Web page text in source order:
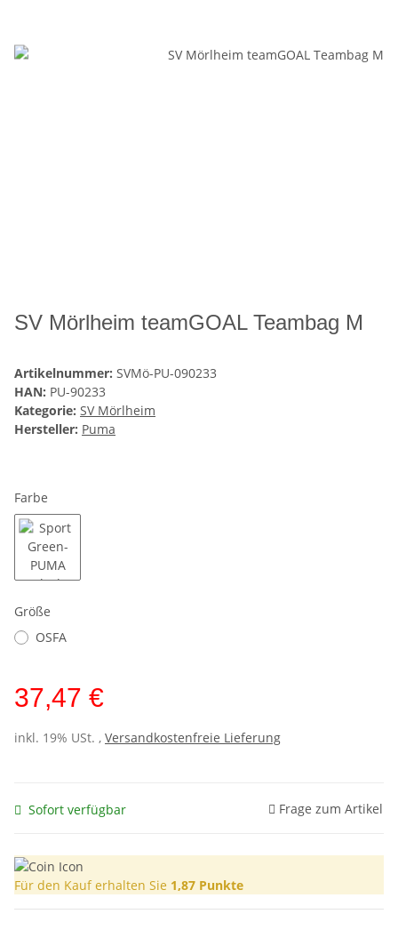
SV Mörlheim teamGOAL Teambag M
Artikelnummer: SVMö-PU-090233
HAN: PU-90233
Kategorie: SV Mörlheim
Hersteller: Puma
Farbe
Größe
OSFA
37,47 €
inkl. 19% USt. , Versandkostenfreie Lieferung
Sofort verfügbar Frage zum Artikel
Für den Kauf erhalten Sie 1,87 Punkte